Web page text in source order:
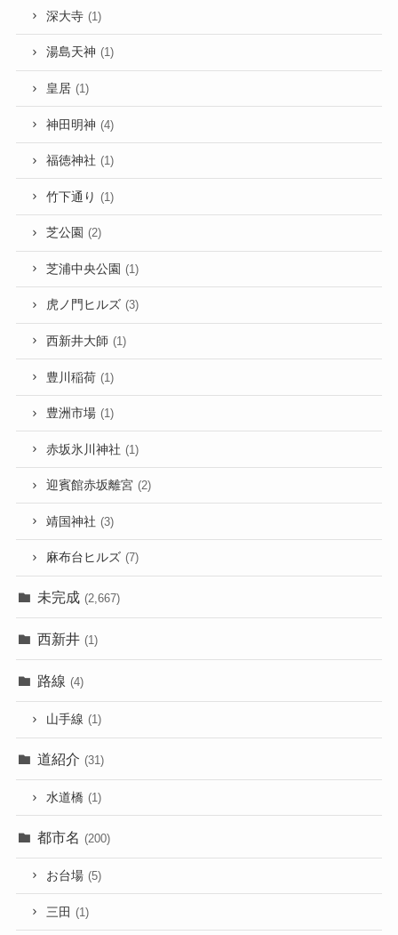
深大寺 (1)
湯島天神 (1)
皇居 (1)
神田明神 (4)
福徳神社 (1)
竹下通り (1)
芝公園 (2)
芝浦中央公園 (1)
虎ノ門ヒルズ (3)
西新井大師 (1)
豊川稲荷 (1)
豊洲市場 (1)
赤坂氷川神社 (1)
迎賓館赤坂離宮 (2)
靖国神社 (3)
麻布台ヒルズ (7)
未完成 (2,667)
西新井 (1)
路線 (4)
山手線 (1)
道紹介 (31)
水道橋 (1)
都市名 (200)
お台場 (5)
三田 (1)